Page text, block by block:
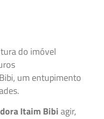
do imóvel
um entupimento
Itaim Bibiagir,